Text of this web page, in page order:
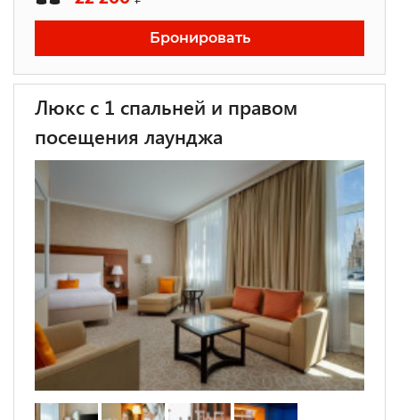
Бронировать
Люкс с 1 спальней и правом
посещения лаунджа